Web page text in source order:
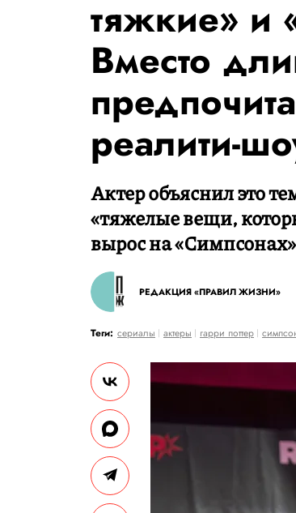
тяжкие» и
Вместо
реалити-
Актер объяснил это
«тяжелые вещи,
вырос на
РЕДАКЦИЯ «ПРАВИЛ ЖИЗНИ»
Теги: сериалы актеры гарри поттер